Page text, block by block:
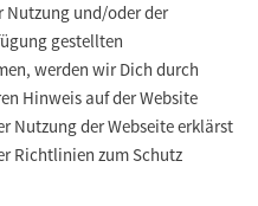
Nutzung und/oder der
gestellten
werden wir Dich durch
Hinweis auf der Website
Nutzung der Webseite erklärst
Richtlinien zum Schutz